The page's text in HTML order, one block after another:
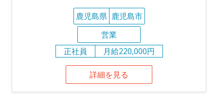
鹿児島県 鹿児島市
営業
正社員
月給220,000円
詳細を見る